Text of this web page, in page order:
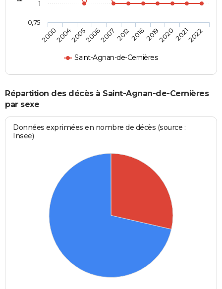
Saint-Agnan-de-Cernières
20002004200520062007201220162019202020212022
0,75
1
Répartition des décès à Saint-Agnan-de-Cernières
par sexe
Données exprimées en nombre de décès (source :
Insee)